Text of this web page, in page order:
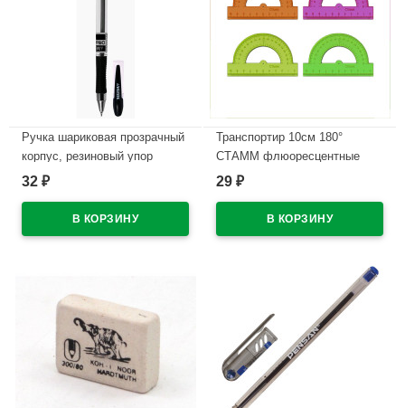
Ручка шариковая прозрачный
корпус, резиновый упор
(deVENTE) Офисный
черный, 0,7мм,игла, масло
арт.5073340 (Ст.)
32 ₽
Транспортир 10см 180°
СТАММ флюоресцентные
отливная шкала арт.ТР21
29 ₽